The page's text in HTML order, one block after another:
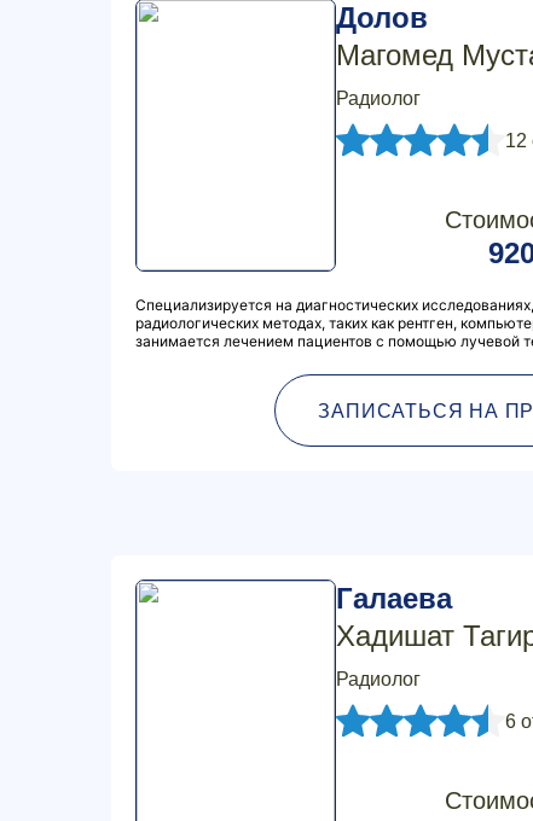
Долов
Магомед
Радиолог
12
Специализируется на диагностических
радиологических методах, таких как рентген,
занимается лечением пациентов с помощью лучевой
ЗАПИСАТЬСЯ НА
Галаева
Хадишат
Радиолог
6